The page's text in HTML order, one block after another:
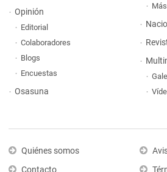
Opinión
Editorial
Colaboradores
Blogs
Encuestas
Osasuna
Quiénes somos